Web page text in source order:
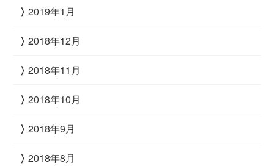
2019年1月
2018年12月
2018年11月
2018年10月
2018年9月
2018年8月